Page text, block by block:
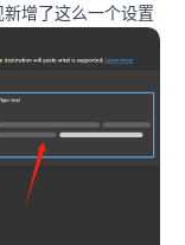
增了这么一个设置